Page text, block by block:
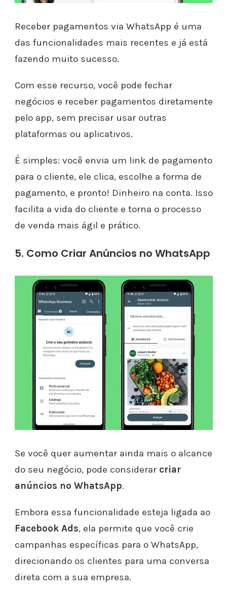
Receber pagamentos via WhatsApp é uma
das funcionalidades mais recentes e já está
fazendo muito sucesso.
Com esse recurso, você pode fechar
negócios e receber pagamentos diretamente
pelo app, sem precisar usar outras
plataformas ou aplicativos.
É simples: você envia um link de pagamento
para o cliente, ele clica, escolhe a forma de
pagamento, e pronto! Dinheiro na conta. Isso
facilita a vida do cliente e torna o processo
de venda mais ágil e prático.
5. Como Criar Anúncios no WhatsApp
Se você quer aumentar ainda mais o alcance
do seu negócio, pode considerar criar
anúncios no WhatsApp.
Embora essa funcionalidade esteja ligada ao
Facebook Ads, ela permite que você crie
campanhas específicas para o WhatsApp,
direcionando os clientes para uma conversa
direta com a sua empresa.